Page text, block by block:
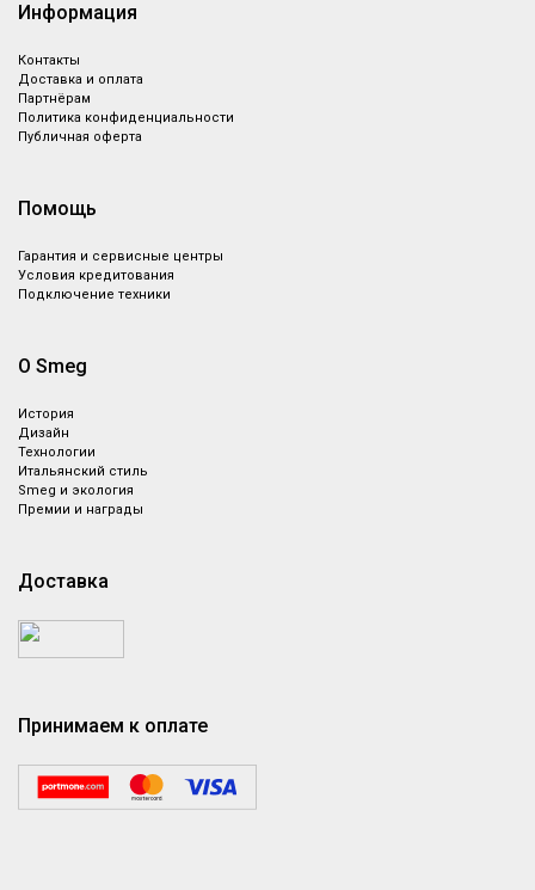
Информация
Контакты
Доставка и оплата
Партнёрам
Политика конфиденциальности
Публичная оферта
Помощь
Гарантия и сервисные центры
Условия кредитования
Подключение техники
О Smeg
История
Дизайн
Технологии
Итальянский стиль
Smeg и экология
Премии и награды
Доставка
Принимаем к оплате